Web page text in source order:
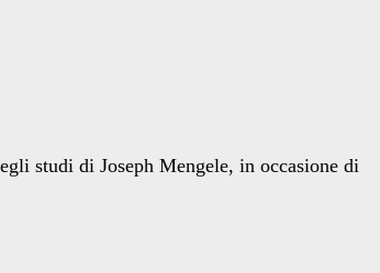
studi di Joseph Mengele, in occasione di